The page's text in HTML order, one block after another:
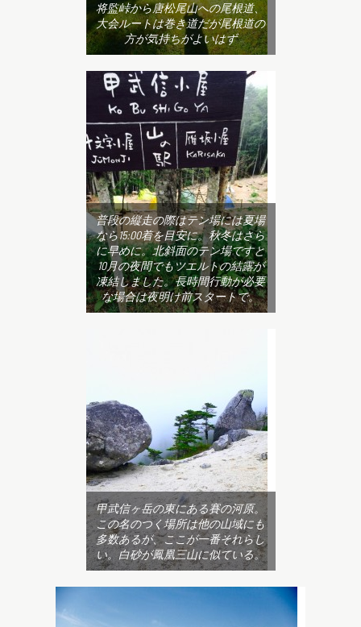
将監峠から唐松尾山への尾根道、
大会ルートは巻き道だが尾根道の
方が気持ちがよいはず
普段の縦走の際はテン場には夏場
なら15:00着を目安に。秋冬はさら
に早めに。北斜面のテン場ですと
10月の夜間でもツエルトの結露が
凍結しました。長時間行動が必要
な場合は夜明け前スタートで。
甲武信ヶ岳の東にある賽の河原。
この名のつく場所は他の山域にも
多数あるが、ここが一番それらし
い。白砂が鳳凰三山に似ている。